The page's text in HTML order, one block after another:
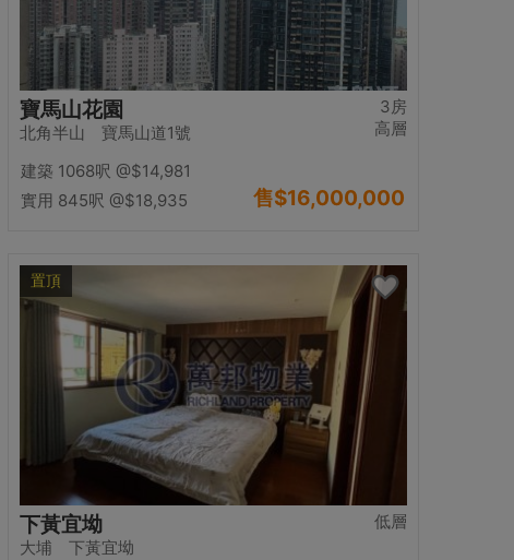
3房
高層
寶馬山花園
北角半山 寶馬山道1號
建築 1068呎 @$14,981
實用 845呎 @$18,935 售$16,000,000
置頂
低層
下黃宜坳
大埔 下黃宜坳